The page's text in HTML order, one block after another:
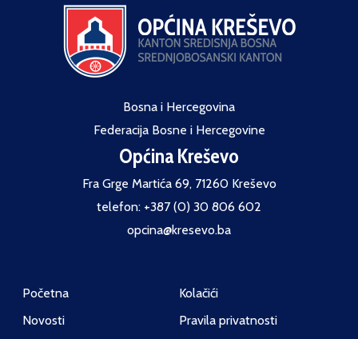
Bosna i Hercegovina
Federacija Bosne i Hercegovine
Općina Kreševo
Fra Grge Martića 69, 71260 Kreševo
telefon: +387 (0) 30 806 602
opcina@kresevo.ba
Početna
Novosti
Kolačići
Pravila privatnosti